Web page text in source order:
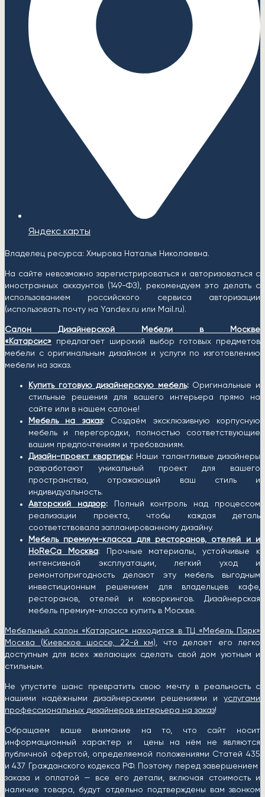
Яндекс карты
Владелец ресурса: Хмырова Наталья Николаевна.
На сайте невозможно зарегистрироваться и авторизоваться с
иностранных аккаунтов (149-ФЗ), рекомендуем это делать с
использованием российского сервиса авторизации
(использовать почту на Yandex.ru или Mail.ru).
Салон Дизайнерской Мебели в Москве
«Катарсис»
предлагает широкий выбор готовых предметов
мебели с оригинальным дизайном и услуги по изготовлению
мебели на заказ.
Купить готовую дизайнерскую мебель:Оригинальные и
стильные решения для вашего интерьера прямо на
сайте или в нашем салоне!
Мебель на заказ:Создаём эксклюзивную корпусную
мебель и перегородки, полностью соответствующие
вашим предпочтениям и требованиям.
Дизайн-проект квартиры:Наши талантливые дизайнеры
разработают уникальный проект для вашего
пространства, отражающий ваш стиль и
индивидуальность.
Авторский надзор:Полный контроль над процессом
реализации проекта, чтобы каждая деталь
соответствовала запланированному дизайну.
Мебель премиум-класса для ресторанов, отелей и и
HoReCa Москва: Прочные материалы, устойчивые к
интенсивной эксплуатации, легкий уход и
ремонтопригодность делают эту мебель выгодным
инвестиционным решением для владельцев кафе,
ресторанов, отелей и коворкингов. Дизайнерская
мебель премиум-класса купить в Москве.
Мебельный салон «Катарсис» находится в ТЦ «Мебель Парк»
Москва ( Киевское шоссе, 22-й км), что делает его легко
доступным для всех желающих сделать свой дом уютным и
стильным.
Не упустите шанс превратить свою мечту в реальность с
нашими надёжными дизайнерскими решениями и услугами
профессиональных дизайнеров интерьера на заказ!
Обращаем ваше внимание на то, что сайт носит
информационный характер и цены на нём не являются
публичной офертой, определяемой положениями Статей 435
и 437 Гражданского кодекса РФ. Поэтому перед завершением
заказа и оплатой — все его детали, включая стоимость и
наличие товара, будут отдельно подтверждены вам звонком